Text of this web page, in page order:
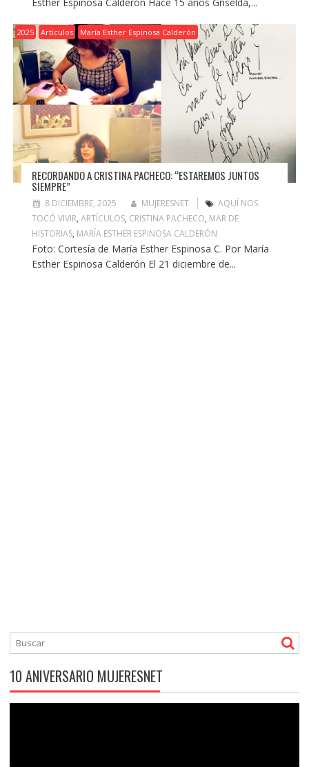
2025 Artículos María Esther Espinosa Calderón
RECORDANDO A CRISTINA PACHECO: “ESTAREMOS JUNTOS
SIEMPRE”
8 DICIEMBRE, 2025 MUJERESNET
AQUÍ NOS
TOCÓ VIVIR, ARTÍCULOS, CRISTINA PACHECO, MAR DE
HISTORIAS, MARÍA ESTHER ESPINOSA CALDERÓN
Foto: Cortesía de María Esther Espinosa C. Por María
Esther Espinosa Calderón El 21 diciembre de...
10 ANIVERSARIO MUJERESNET